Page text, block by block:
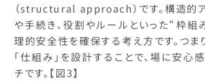
（structural approach）です。構造的
や手続き、役割やルールといった“枠組
理的安全性を確保する考え方です。つまり
「仕組み」を設計することで、場に安心
チです。【図3】